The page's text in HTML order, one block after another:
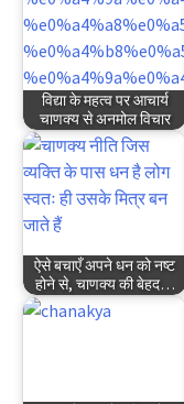
विद्या के महत्व पर आचार्य
चाणक्य से अनमोल विचार
ऐसे बचाएँ अपने धन को नष्ट
होने से, चाणक्य की बेहद…